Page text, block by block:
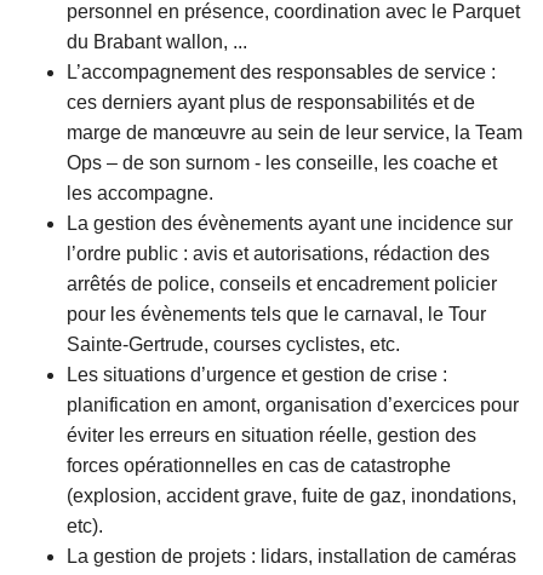
personnel en présence, coordination avec le Parquet
du Brabant wallon, ...
L’accompagnement des responsables de service :
ces derniers ayant plus de responsabilités et de
marge de manœuvre au sein de leur service, la Team
Ops – de son surnom - les conseille, les coache et
les accompagne.
La gestion des évènements ayant une incidence sur
l’ordre public : avis et autorisations, rédaction des
arrêtés de police, conseils et encadrement policier
pour les évènements tels que le carnaval, le Tour
Sainte-Gertrude, courses cyclistes, etc.
Les situations d’urgence et gestion de crise :
planification en amont, organisation d’exercices pour
éviter les erreurs en situation réelle, gestion des
forces opérationnelles en cas de catastrophe
(explosion, accident grave, fuite de gaz, inondations,
etc).
La gestion de projets : lidars, installation de caméras